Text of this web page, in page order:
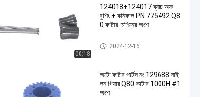
00:18
124018+124017 ব্যাচ অফ
বুশিং + কনিকাল PN 775492 Q8
0 কাটার মেশিনের অংশ
ভেক্টর IX Q80 M88 MH8 অংশ
2024-12-16
অটো কাটার পার্টস নং 129688 নাই
লন গিয়ার Q80 কাটার 1000H #1
অংশ